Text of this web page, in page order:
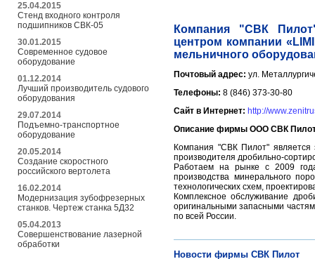
25.04.2015
Стенд входного контроля
подшипников СВК-05
30.01.2015
Современное судовое
оборудование
01.12.2014
Лучший производитель судового
оборудования
29.07.2014
Подъемно-транспортное
оборудование
20.05.2014
Создание скоростного
российского вертолета
16.02.2014
Модернизация зубофрезерных
станков. Чертеж станка 5Д32
05.04.2013
Совершенствование лазерной
обработки
Компания "СВК
центром компании
мельничного
Почтовый адрес: ул.
Телефоны: 8 (846) 373-30-80
Сайт в Интернет: http://
Описание фирмы ООО СВК
Компания "СВК Пилот" является
производителя дробильно-
Работаем на рынке с 2009
производства минерального
технологических схем,
Комплексное обслуживание
оригинальными запасными
по всей России.
Новости фирмы СВК Пилот